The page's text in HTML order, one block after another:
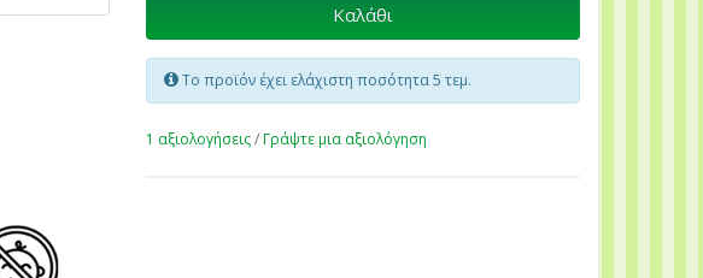
Καλάθι
Το προϊόν έχει ελάχιστη ποσότητα 5 τεμ.
1 αξιολογήσεις/Γράψτε μια αξιολόγηση